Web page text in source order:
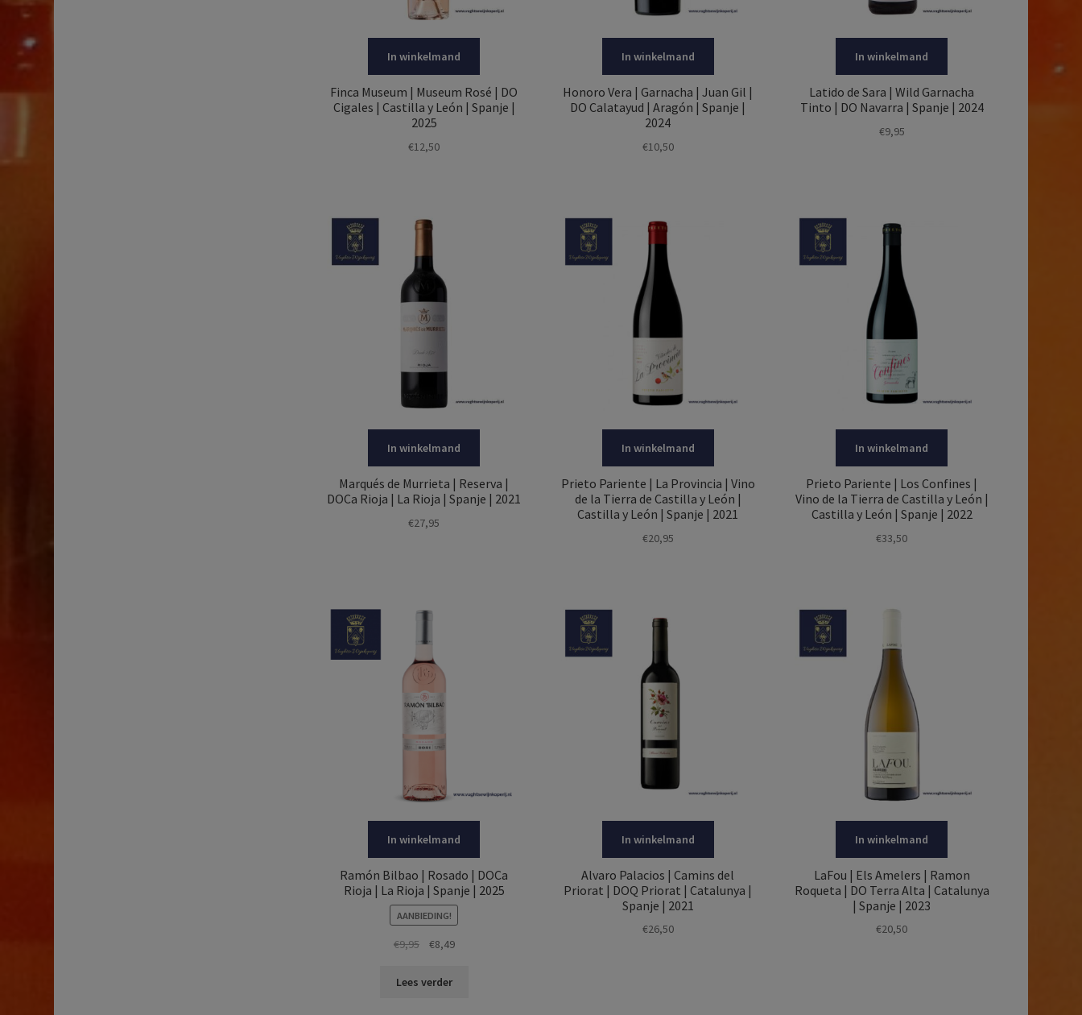
In winkelmand
Finca Museum | Museum Rosé | DO
Cigales | Castilla y León | Spanje |
2025
€12,50
In winkelmand
Honoro Vera | Garnacha | Juan Gil |
DO Calatayud | Aragón | Spanje |
2024
€10,50
In winkelmand
Latido de Sara | Wild Garnacha
Tinto | DO Navarra | Spanje | 2024
€9,95
In winkelmand
Marqués de Murrieta | Reserva |
DOCa Rioja | La Rioja | Spanje | 2021
€27,95
In winkelmand
Prieto Pariente | La Provincia | Vino
de la Tierra de Castilla y León |
Castilla y León | Spanje | 2021
€20,95
In winkelmand
Prieto Pariente | Los Confines |
Vino de la Tierra de Castilla y León |
Castilla y León | Spanje | 2022
€33,50
In winkelmand
Ramón Bilbao | Rosado | DOCa
Rioja | La Rioja | Spanje | 2025
AANBIEDING!
€9,95
Oorspronkelijke
was:
€8,49Huidige
Lees verder
In winkelmand
Alvaro Palacios | Camins del
Priorat | DOQ Priorat | Catalunya |
Spanje | 2021
€26,50
In winkelmand
LaFou | Els Amelers | Ramon
Roqueta | DO Terra Alta | Catalunya
| Spanje | 2023
€20,50